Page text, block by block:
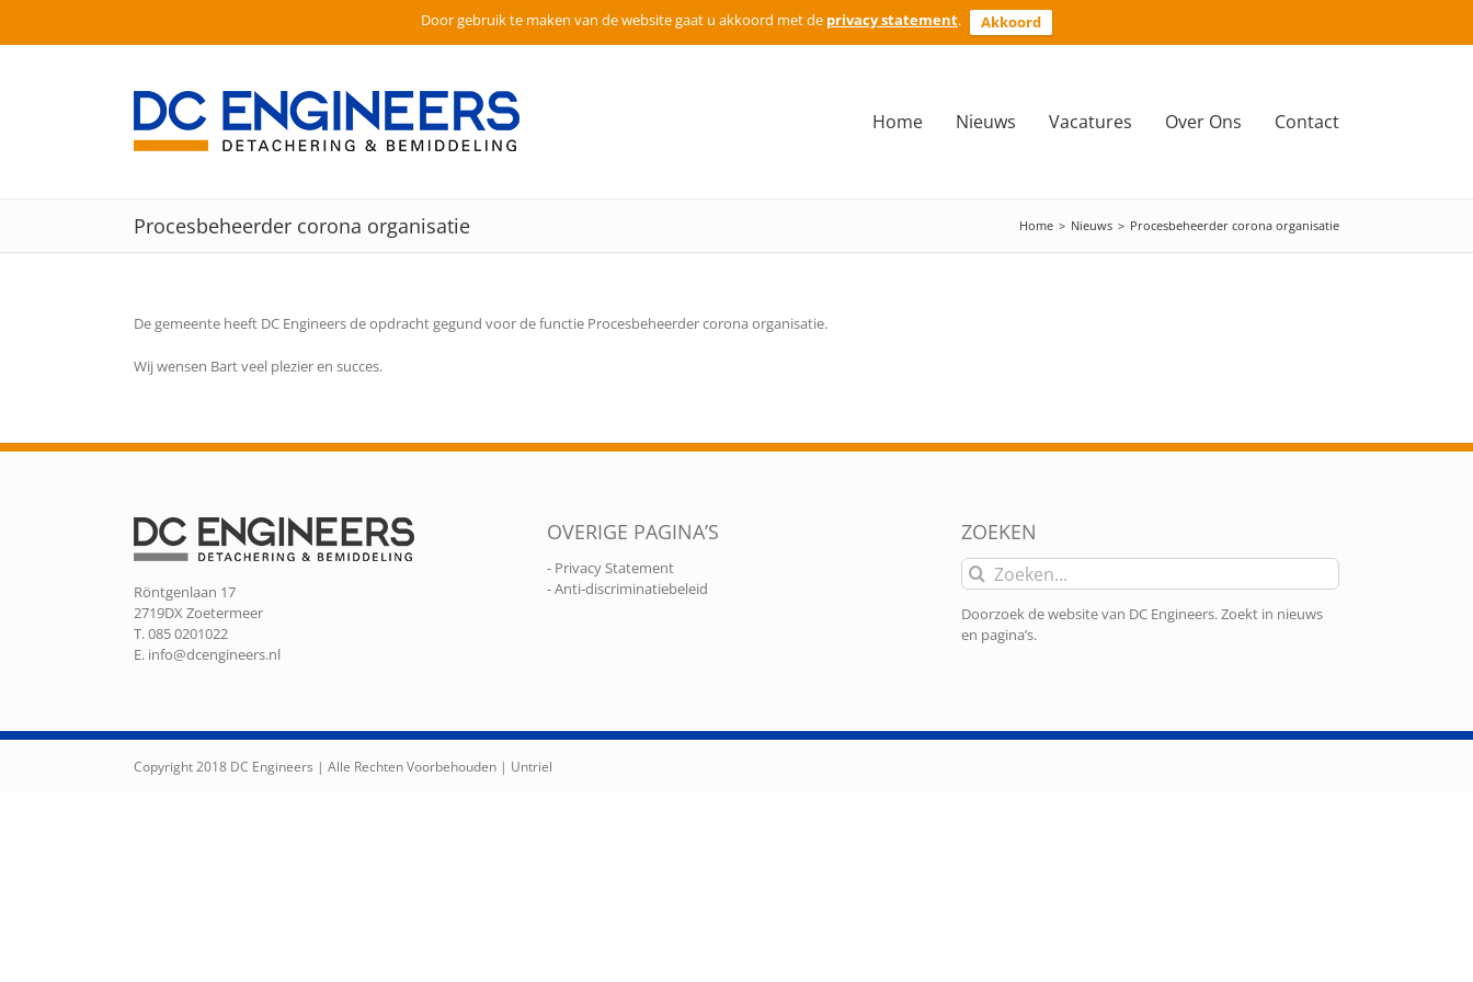
Door gebruik te maken van de website gaat u akkoord met de privacy statement.
Akkoord
Ga
Home Nieuws Vacatures Over Ons Contact
Procesbeheerder corona organisatie Home > Nieuws > Procesbeheerder corona organisatie
De gemeente heeft DC Engineers de opdracht gegund voor de functie Procesbeheerder corona organisatie.
Wij wensen Bart veel plezier en succes.
Röntgenlaan 17
2719DX Zoetermeer
T. 085 0201022
E. info@dcengineers.nl
OVERIGE PAGINA’S
- Privacy Statement
- Anti-discriminatiebeleid
ZOEKEN
Zoeken
naar:
Doorzoek de website van DC Engineers. Zoekt in nieuws
en pagina’s.
Copyright 2018 DC Engineers | Alle Rechten Voorbehouden | Untriel